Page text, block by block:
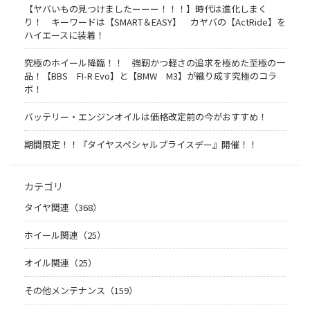
【ヤバいもの見つけましたーーー！！！】時代は進化しまく
り！ キーワードは【SMART＆EASY】 カヤバの【ActRide】を
ハイエースに装着！
究極のホイール降臨！！ 強靭かつ軽さの追求を極めた至極の一
品！【BBS FI-R Evo】と【BMW M3】が織り成す究極のコラ
ボ！
バッテリー・エンジンオイルは価格改定前の今がおすすめ！
期間限定！！『タイヤスペシャルプライスデー』開催！！
カテゴリ
タイヤ関連（368）
ホイール関連（25）
オイル関連（25）
その他メンテナンス（159）